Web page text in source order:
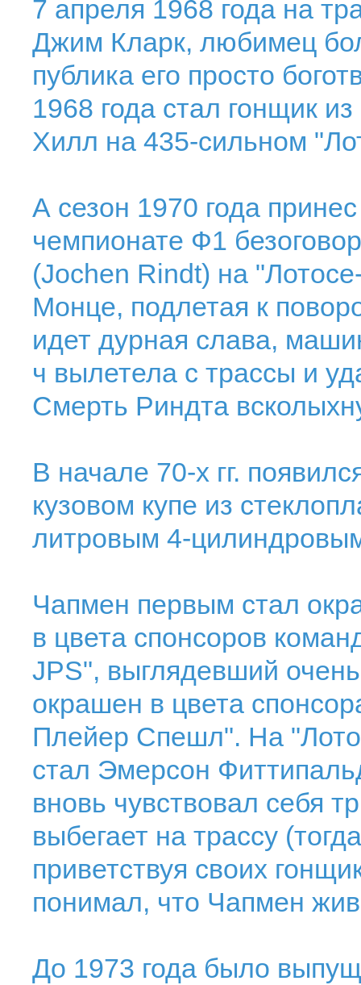
7 апреля 1968 года на
Джим Кларк, любимец
публика его просто
1968 года стал гонщик
Хилл на 435-сильном
А сезон 1970 года
чемпионате Ф1
(Jochen Rindt) на
Монце, подлетая к
идет дурная слава,
ч вылетела с трассы и
Смерть Риндта
В начале 70-х гг.
кузовом купе из
литровым 4-
Чапмен первым стал
в цвета спонсоров
JPS", выглядевший
окрашен в цвета
Плейер Спешл". На
стал Эмерсон
вновь чувствовал себя
выбегает на трассу
приветствуя своих
понимал, что Чапмен
До 1973 года было